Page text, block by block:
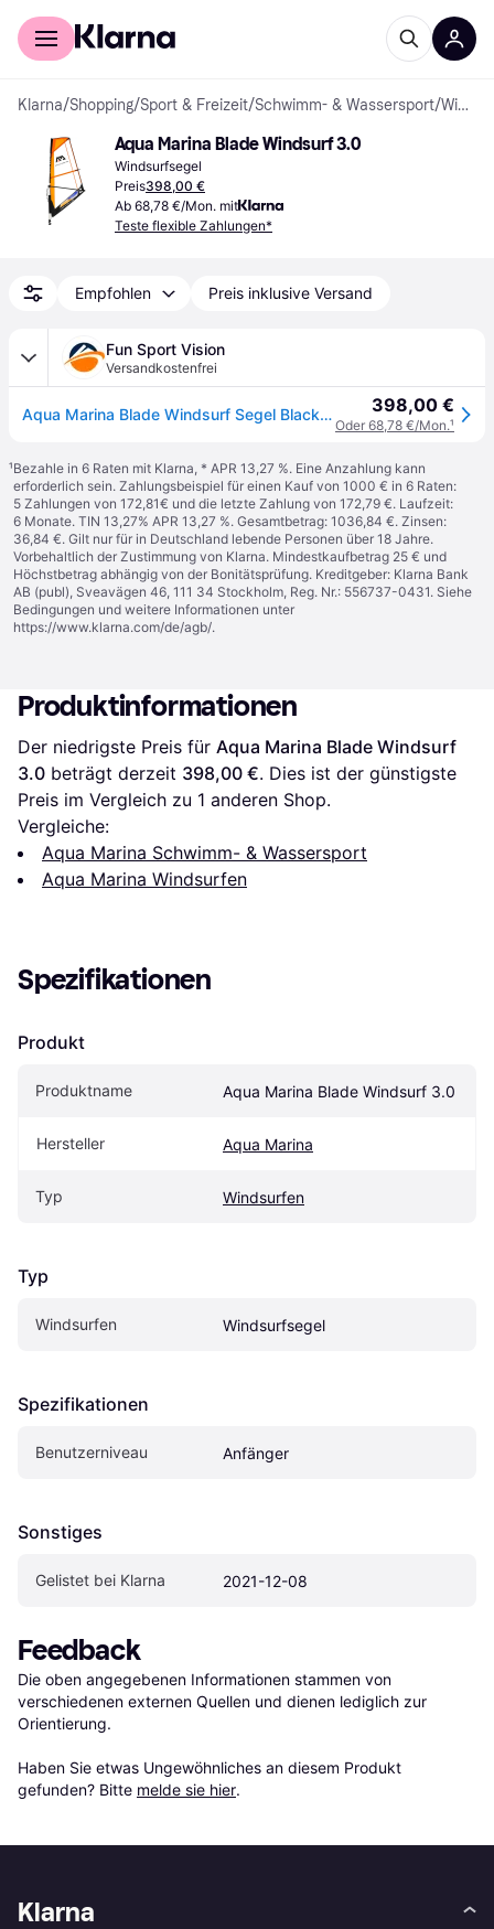
Für Shopper
Klarna/Shopping/Sport & Freizeit/Schwimm- & Wassersport/ Windsurfen
Aqua Marina Blade Windsurf 3.0
Windsurfsegel
Preis398,00 €
Ab 68,78 €/Mon. mit
Teste flexible Zahlungen*
Empfohlen Preis inklusive Versand
Fun Sport Vision
Versandkostenfrei
Aqua Marina Blade Windsurf Segel Black Orange 398,00 €
Oder 68,78 €/Mon.¹
¹Bezahle in 6 Raten mit Klarna, * APR 13,27 %. Eine Anzahlung kann
erforderlich sein. Zahlungsbeispiel für einen Kauf von 1000 € in 6 Raten:
5 Zahlungen von 172,81€ und die letzte Zahlung von 172,79 €. Laufzeit:
6 Monate. TIN 13,27% APR 13,27 %. Gesamtbetrag: 1036,84 €. Zinsen:
36,84 €. Gilt nur für in Deutschland lebende Personen über 18 Jahre.
Vorbehaltlich der Zustimmung von Klarna. Mindestkaufbetrag 25 € und
Höchstbetrag abhängig von der Bonitätsprüfung. Kreditgeber: Klarna Bank
AB (publ), Sveavägen 46, 111 34 Stockholm, Reg. Nr.: 556737-0431. Siehe
Bedingungen und weitere Informationen unter
https://www.klarna.com/de/agb/.
Produktinformationen
Der niedrigste Preis für Aqua Marina Blade Windsurf
3.0 beträgt derzeit 398,00 €. Dies ist der günstigste
Preis im Vergleich zu 1 anderen Shop.
Vergleiche:
Aqua Marina Schwimm- & Wassersport
Aqua Marina Windsurfen
Spezifikationen
Produkt
Produktname Aqua Marina Blade Windsurf 3.0
Hersteller Aqua Marina
Typ Windsurfen
Typ
Windsurfen Windsurfsegel
Spezifikationen
Benutzerniveau Anfänger
Sonstiges
Gelistet bei Klarna 2021-12-08
Feedback
Die oben angegebenen Informationen stammen von
verschiedenen externen Quellen und dienen lediglich zur
Orientierung.
Haben Sie etwas Ungewöhnliches an diesem Produkt
gefunden? Bitte melde sie hier.
Klarna